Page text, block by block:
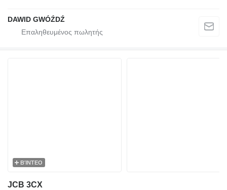
DAWID GWÓŹDŹ
ΒΊΝΤΕΟ
JCB 3CX